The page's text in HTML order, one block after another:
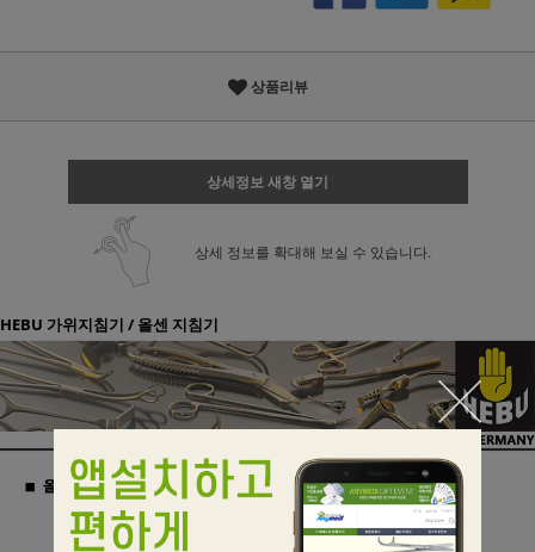
상품리뷰
상세정보 새창 열기
상세 정보를 확대해 보실 수 있습니다.
HEBU 가위지침기 / 올센 지침기